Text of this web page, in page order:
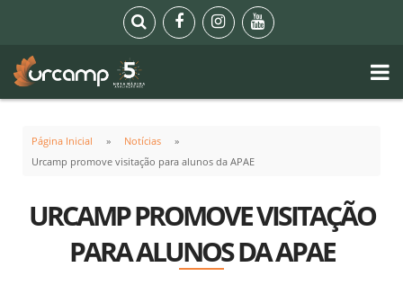
Página Inicial
Notícias
Urcamp promove visitação para alunos da APAE
URCAMP PROMOVE VISITAÇÃO
PARA ALUNOS DA APAE